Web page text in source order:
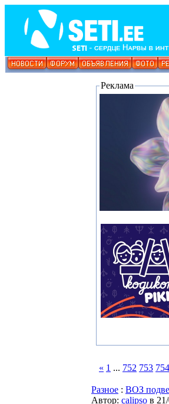
Реклама
« 1 ... 752 753 754
Разное : ВОЗ
Автор: calipso в